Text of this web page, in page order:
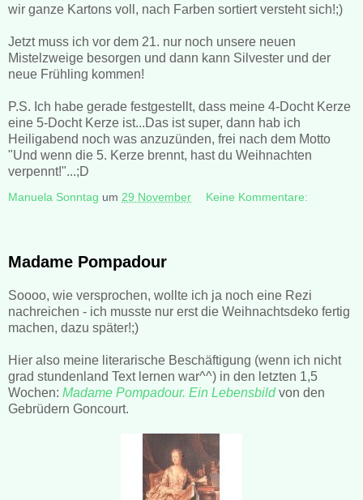
wir ganze Kartons voll, nach Farben sortiert versteht sich!;)
Jetzt muss ich vor dem 21. nur noch unsere neuen
Mistelzweige besorgen und dann kann Silvester und der
neue Frühling kommen!
P.S. Ich habe gerade festgestellt, dass meine 4-Docht Kerze
eine 5-Docht Kerze ist...Das ist super, dann hab ich
Heiligabend noch was anzuzünden, frei nach dem Motto
"Und wenn die 5. Kerze brennt, hast du Weihnachten
verpennt!"...;D
Manuela Sonntag um 29 November Keine Kommentare:
Madame Pompadour
Soooo, wie versprochen, wollte ich ja noch eine Rezi
nachreichen - ich musste nur erst die Weihnachtsdeko fertig
machen, dazu später!;)
Hier also meine literarische Beschäftigung (wenn ich nicht
grad stundenland Text lernen war^^) in den letzten 1,5
Wochen: Madame Pompadour. Ein Lebensbildvon den
Gebrüdern Goncourt.